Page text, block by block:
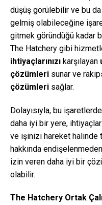
düşüş görülebilir ve bu da
gelmiş olabileceğine
gitmek göründüğü kadar
The Hatchery gibi
ihtiyaçlarınızı karşılayan
çözümleri sunar ve
çözümleri sağlar.
Dolayısıyla, bu
daha iyi bir yere,
ve işinizi hareket halinde
hakkında
izin veren daha iyi bir
olabilir.
The Hatchery Ortak